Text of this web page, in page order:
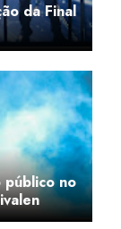
da Final
público no